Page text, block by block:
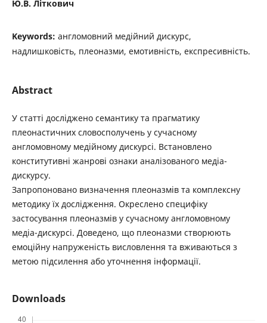
Ю.В. Літкович
Keywords: англомовний медійний дискурс,
надлишковість, плеоназми, емотивність, експресивність.
Abstract
У статті досліджено семантику та прагматику
плеонастичних словосполучень у сучасному
англомовному медійному дискурсі. Встановлено
конститутивні жанрові ознаки аналізованого медіа-
дискурсу.
Запропоновано визначення плеоназмів та комплексну
методику їх дослідження. Окреслено специфіку
застосування плеоназмів у сучасному англомовному
медіа-дискурсі. Доведено, що плеоназми створюють
емоційну напруженість висловлення та вживаються з
метою підсилення або уточнення інформації.
Downloads